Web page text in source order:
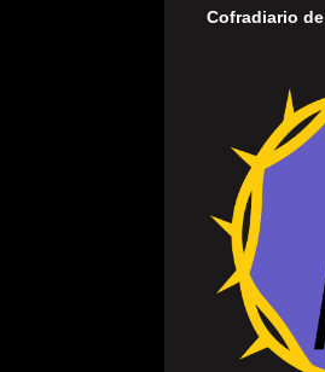
Cofradiario